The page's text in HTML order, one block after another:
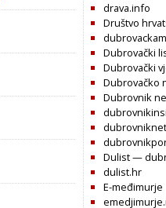
drava.info
Društvo
Dubrovački
Dubrovački
Dubrovačko
Dubrovnik
Dulist —
dulist.hr
E-međimurje